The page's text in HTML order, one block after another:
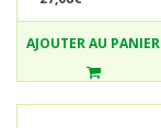
AJOUTER AU PANIER